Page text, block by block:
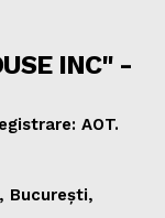
INC" -
AOT.
București,